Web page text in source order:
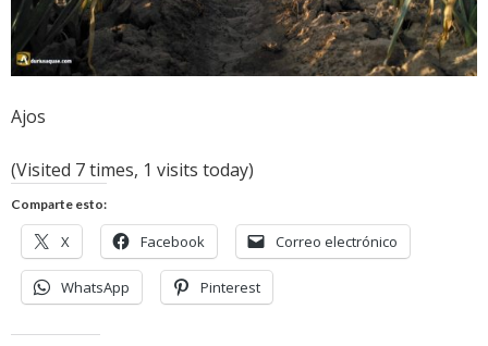
Ajos
(Visited 7 times, 1 visits today)
Comparte esto:
X Facebook Correo electrónico
WhatsApp Pinterest